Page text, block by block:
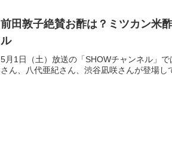
前田敦子絶賛お酢は？ミツカン米
ル
5月1日（土）放送の「SHOWチャンネル」
さん、八代亜紀さん、渋谷凪咲さんが登場し